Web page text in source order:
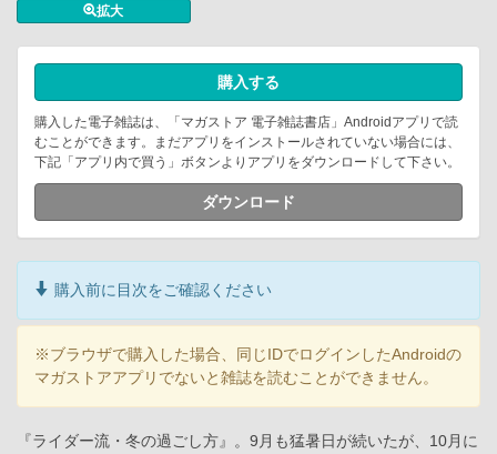
拡大
購入する
購入した電子雑誌は、「マガストア 電子雑誌書店」Androidアプリで読
むことができます。まだアプリをインストールされていない場合には、
下記「アプリ内で買う」ボタンよりアプリをダウンロードして下さい。
ダウンロード
購入前に目次をご確認ください
※ブラウザで購入した場合、同じIDでログインしたAndroidの
マガストアアプリでないと雑誌を読むことができません。
『ライダー流・冬の過ごし方』。9月も猛暑日が続いたが、10月に